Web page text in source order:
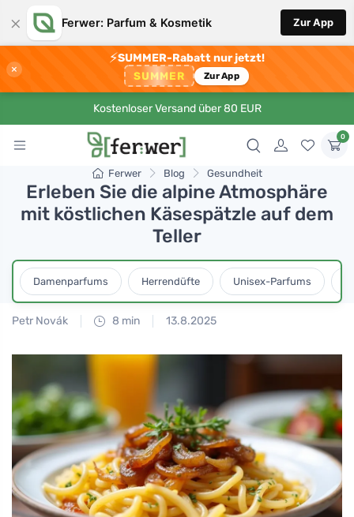
× Ferwer: Parfum & Kosmetik Zur App
×
⚡SUMMER-Rabatt nur jetzt!
SUMMER Zur App
Kostenloser Versand über 80 EUR
0
Ferwer Blog Gesundheit
Erleben Sie die alpine Atmosphäre
mit köstlichen Käsespätzle auf dem
Teller
Damenparfums Herrendüfte Unisex-Parfums
Petr Novák 8 min 13.8.2025